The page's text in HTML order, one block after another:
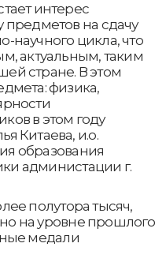
интерес
предметов на сдачу
научного цикла, что
актуальным, таким
стране. В этом
физика,
в этом году
Китаева, и.о.
образования
администации г.
полутора тысяч,
на уровне прошлого
медали